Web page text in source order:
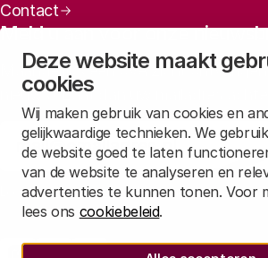
Deze website maakt
cookies
Wij maken gebruik van cookies en
gelijkwaardige technieken. We
de website goed te laten
van de website te analyseren en
advertenties te kunnen tonen. Voor
lees ons cookiebeleid.
Contact
Meld u aan voor onze
Maandelijks een overzicht ontvangen
nieuws? Laat dan uw mailadres achter.
Lees inonze privacyverklaringhoe wij deze
Sociale media